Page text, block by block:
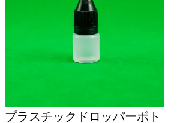
プラスチックドロッパーボト